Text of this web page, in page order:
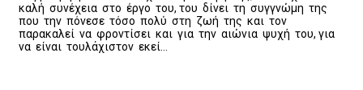
καλή συνέχεια στο έργο του, του δίνει τη συγγνώμη της
που την πόνεσε τόσο πολύ στη ζωή της και τον
παρακαλεί να φροντίσει και για την αιώνια ψυχή του, για
να είναι τουλάχιστον εκεί…